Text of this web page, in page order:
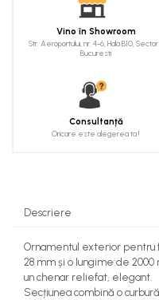
Cadru de arc
Fronton
Panouri pentru tavan
Console de interior
Vino în Showroom
Str. Aeroportului, nr. 4-6, Hala B10, Sector
Bucuresti
Consultanță
Oricare este alegerea ta !
Descriere
Ornamentul exterior pentru
28 mm și o lungime de
un chenar reliefat, elegant.
Secțiunea combină o